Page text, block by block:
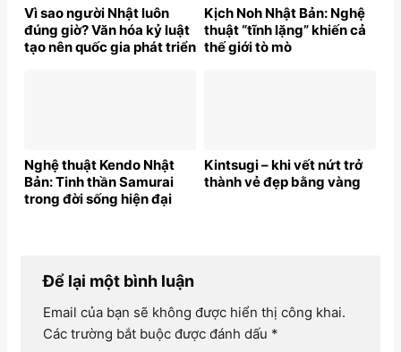
Vì sao người Nhật luôn
đúng giờ? Văn hóa kỷ luật
tạo nên quốc gia phát triển
Kịch Noh Nhật Bản: Nghệ
thuật “tĩnh lặng” khiến cả
thế giới tò mò
Nghệ thuật Kendo Nhật
Bản: Tinh thần Samurai
trong đời sống hiện đại
Kintsugi – khi vết nứt trở
thành vẻ đẹp bằng vàng
Để lại một bình luận
Email của bạn sẽ không được hiển thị công khai.
Các trường bắt buộc được đánh dấu *